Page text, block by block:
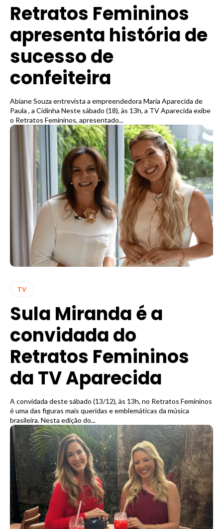
Retratos Femininos
apresenta história de
sucesso de
confeiteira
Abiane Souza entrevista a empreendedora Maria Aparecida de
Paula , a Cidinha Neste sábado (18), às 13h, a TV Aparecida exibe
o Retratos Femininos, apresentado...
TV
Sula Miranda é a
convidada do
Retratos Femininos
da TV Aparecida
A convidada deste sábado (13/12), às 13h, no Retratos Femininos
é uma das figuras mais queridas e emblemáticas da música
brasileira. Nesta edição do...